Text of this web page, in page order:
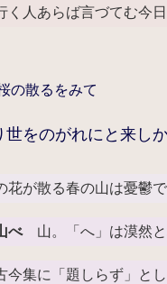
く人あらば言づてむ今
の散るをみて
をのがれにと来し
花が散る春の山は憂鬱
べ山。「へ」は漠然と
今集に「題しらず」とし